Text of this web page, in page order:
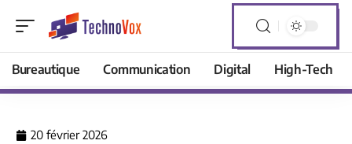
Bureautique Communication Digital High-Tech
20 février 2026